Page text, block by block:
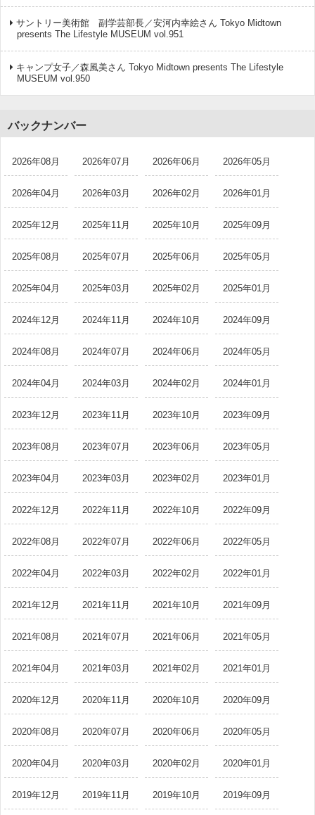
サントリー美術館 副学芸部長／安河内幸絵さん Tokyo Midtown
presents The Lifestyle MUSEUM vol.951
キャンプ女子／森風美さん Tokyo Midtown presents The Lifestyle
MUSEUM vol.950
バックナンバー
2026年08月 2026年07月 2026年06月 2026年05月
2026年04月 2026年03月 2026年02月 2026年01月
2025年12月 2025年11月 2025年10月 2025年09月
2025年08月 2025年07月 2025年06月 2025年05月
2025年04月 2025年03月 2025年02月 2025年01月
2024年12月 2024年11月 2024年10月 2024年09月
2024年08月 2024年07月 2024年06月 2024年05月
2024年04月 2024年03月 2024年02月 2024年01月
2023年12月 2023年11月 2023年10月 2023年09月
2023年08月 2023年07月 2023年06月 2023年05月
2023年04月 2023年03月 2023年02月 2023年01月
2022年12月 2022年11月 2022年10月 2022年09月
2022年08月 2022年07月 2022年06月 2022年05月
2022年04月 2022年03月 2022年02月 2022年01月
2021年12月 2021年11月 2021年10月 2021年09月
2021年08月 2021年07月 2021年06月 2021年05月
2021年04月 2021年03月 2021年02月 2021年01月
2020年12月 2020年11月 2020年10月 2020年09月
2020年08月 2020年07月 2020年06月 2020年05月
2020年04月 2020年03月 2020年02月 2020年01月
2019年12月 2019年11月 2019年10月 2019年09月